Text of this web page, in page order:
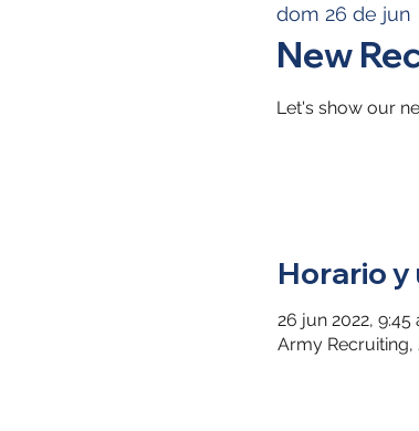
dom 26 de jun
New
Let's show our
Horario y
26 jun 2022, 9:45
Army Recruiting,